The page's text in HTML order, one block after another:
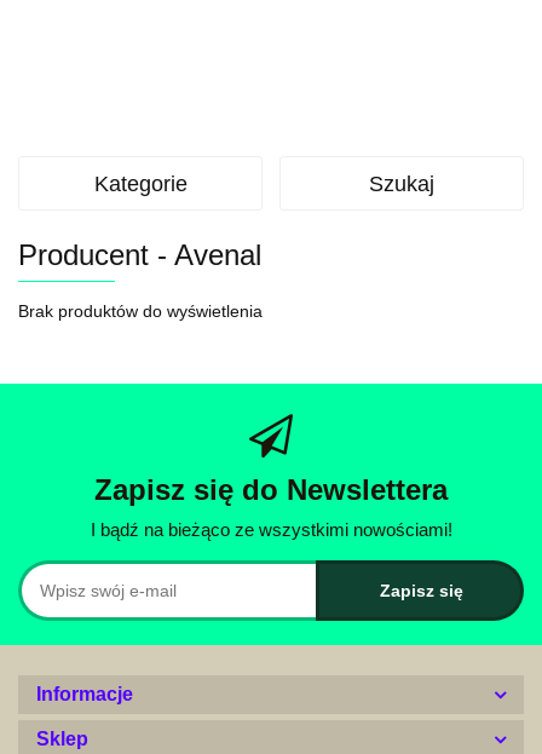
Kategorie Szukaj
Producent - Avenal
Brak produktów do wyświetlenia
Zapisz się do Newslettera
I bądź na bieżąco ze wszystkimi nowościami!
Informacje
Sklep